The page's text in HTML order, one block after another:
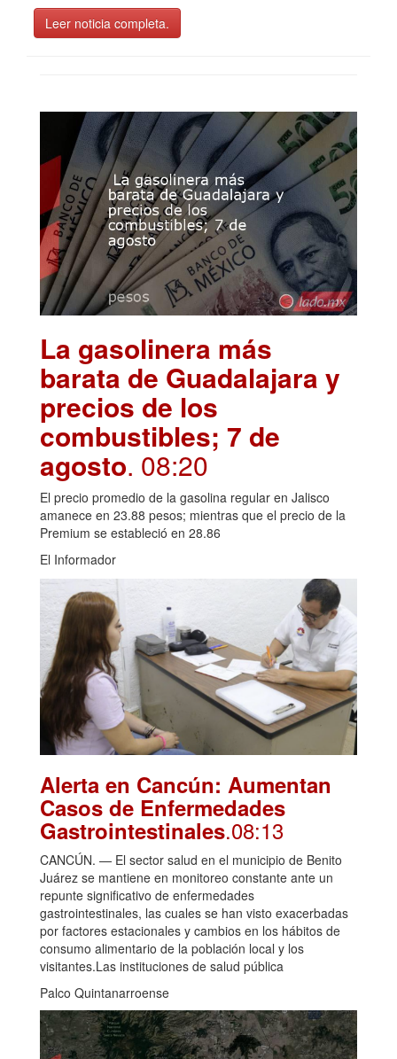
Leer noticia completa.
La gasolinera más
barata de Guadalajara y
precios de los
combustibles; 7 de
agosto. 08:20
El precio promedio de la gasolina regular en Jalisco
amanece en 23.88 pesos; mientras que el precio de la
Premium se estableció en 28.86
El Informador
Alerta en Cancún: Aumentan
Casos de Enfermedades
Gastrointestinales.08:13
CANCÚN. — El sector salud en el municipio de Benito
Juárez se mantiene en monitoreo constante ante un
repunte significativo de enfermedades
gastrointestinales, las cuales se han visto exacerbadas
por factores estacionales y cambios en los hábitos de
consumo alimentario de la población local y los
visitantes.Las instituciones de salud pública
Palco Quintanarroense